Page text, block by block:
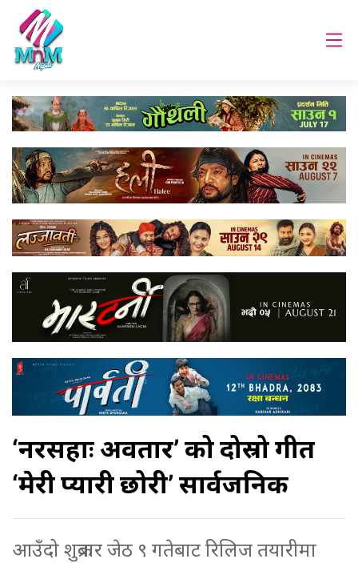
‘नरसिंहाः अवतार’ को दोस्रो गीत
‘मेरी प्यारी छोरी’ सार्वजनिक
आउँदो शुक्रबार जेठ ९ गतेबाट रिलिज तयारीमा